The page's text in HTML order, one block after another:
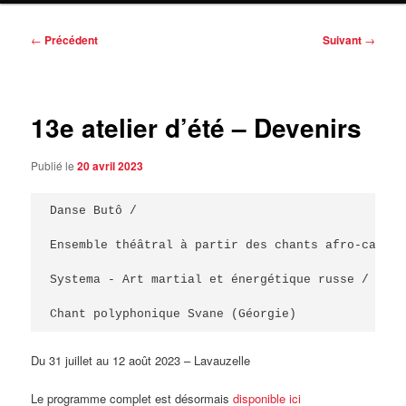
Navigation
← Précédent Suivant →
13e atelier d’été – Devenirs
Publié le20 avril 2023
Danse Butô /
Ensemble théâtral à partir des chants afro-
Systema - Art martial et énergétique russe /
Chant polyphonique Svane (Géorgie)
Du 31 juillet au 12 août 2023 – Lavauzelle
Le programme complet est désormaisdisponible ici